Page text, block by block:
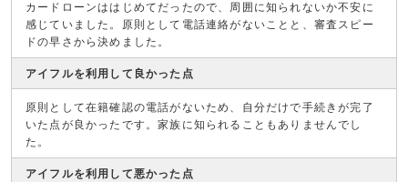
カードローンははじめてだったので、周囲に知られないか不安に
感じていました。原則として電話連絡がないことと、審査スピー
ドの早さから決めました。
アイフルを利用して良かった点
原則として在籍確認の電話がないため、自分だけで手続きが完了
いた点が良かったです。家族に知られることもありませんでし
た。
アイフルを利用して悪かった点